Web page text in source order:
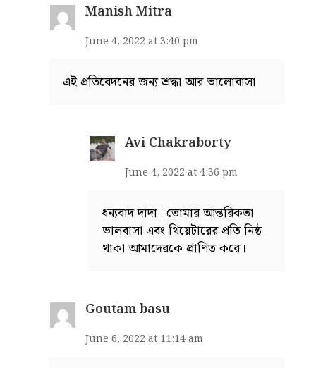
Manish Mitra
June 4, 2022 at 3:40 pm
এই প্রতিবেদনের জন্য শ্রদ্ধা আর ভালোবাসা
Avi Chakraborty
June 4, 2022 at 4:36 pm
ধন্যবাদ দাদা। তোমার আন্তরিকতা
ভালবাসা এবং থিয়েটারের প্রতি নিষ্ঠ
থাকা আমাদেরকে প্রাণিত করে।
Goutam basu
June 6, 2022 at 11:14 am